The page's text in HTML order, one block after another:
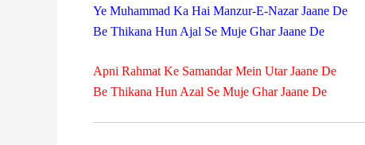
Ye Muhammad Ka Hai Manzur-E-Nazar Jaane De
Be Thikana Hun Ajal Se Muje Ghar Jaane De
Apni Rahmat Ke Samandar Mein Utar Jaane De
Be Thikana Hun Azal Se Muje Ghar Jaane De